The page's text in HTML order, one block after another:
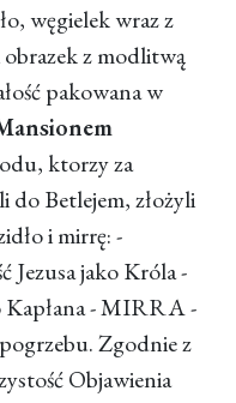
węgielek wraz z
z modlitwą
pakowana w
ktorzy za
do Betlejem, złożyli
i mirrę: -
Jezusa jako Króla -
- MIRRA -
Zgodnie z
Objawienia